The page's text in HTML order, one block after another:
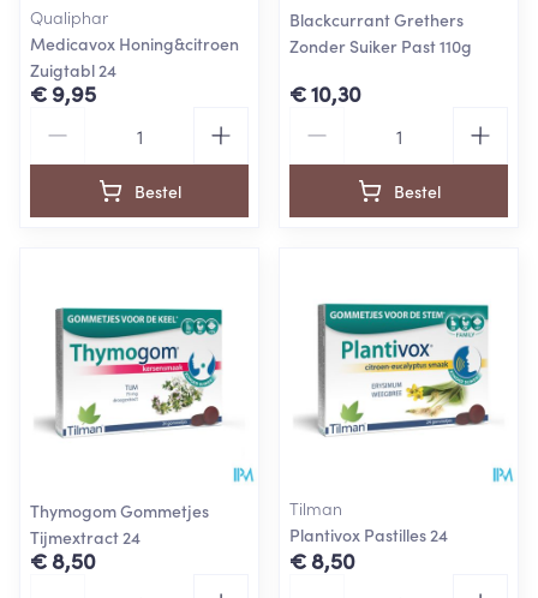
Qualiphar
Medicavox Honing&citroen
Zuigtabl 24
€ 9,95
Bestel
Blackcurrant Grethers
Zonder Suiker Past 110g
€ 10,30
Bestel
Thymogom Gommetjes
Tijmextract 24
€ 8,50
Tilman
Plantivox Pastilles 24
€ 8,50